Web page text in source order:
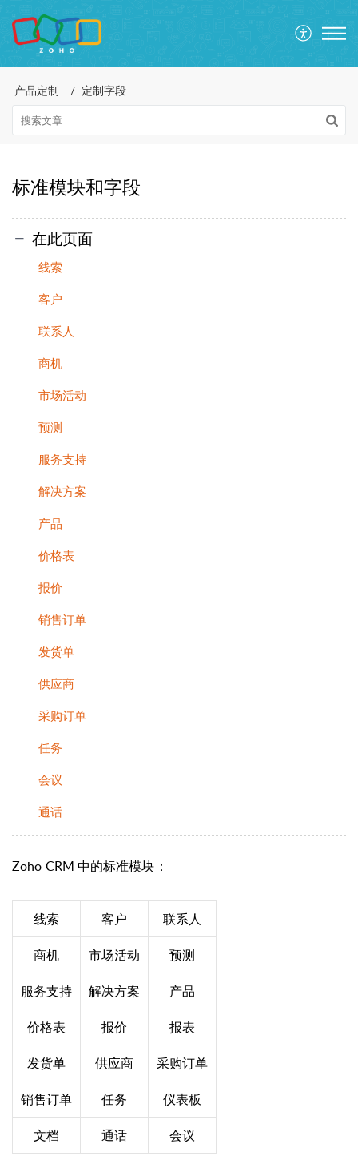
产品定制 定制字段
标准模块和字段
在此页面
线索
客户
联系人
商机
市场活动
预测
服务支持
解决方案
产品
价格表
报价
销售订单
发货单
供应商
采购订单
任务
会议
通话
Zoho CRM 中的标准模块：
线索 客户 联系人
商机 市场活动 预测
服务支持 解决方案 产品
价格表 报价 报表
发货单 供应商 采购订单
销售订单 任务 仪表板
文档 通话 会议